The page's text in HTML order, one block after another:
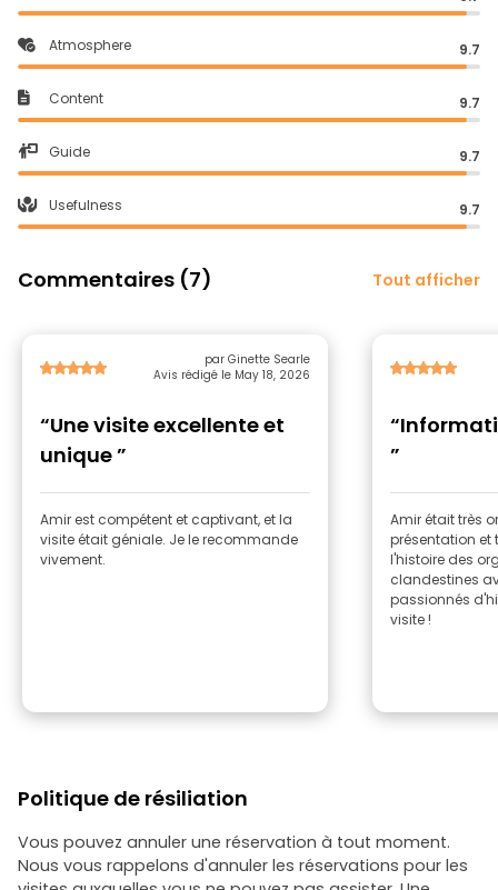
Atmosphere 9.7
Content 9.7
Guide 9.7
Usefulness 9.7
Commentaires (7) Tout afficher
par Ginette Searle
Avis rédigé le May 18, 2026
“Une visite excellente et
unique ”
Amir est compétent et captivant, et la
visite était géniale. Je le recommande
vivement.
”
Amir était très
présentation et
l'histoire des
clandestines
passionnés
visite !
Politique de résiliation
Vous pouvez annuler une réservation à tout moment.
Nous vous rappelons d'annuler les réservations pour les